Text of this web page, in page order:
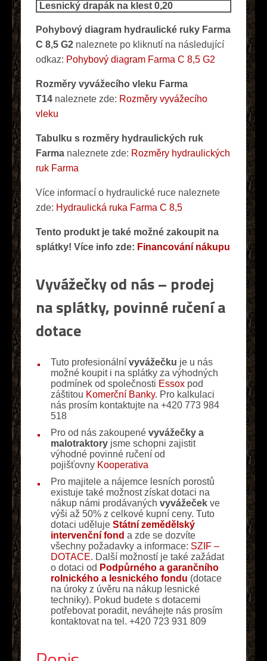
Lesnický drapák na klest 0,20
Pohybový diagram hydraulické ruky Farma
C 8,5 G2 naleznete po kliknutí na následující
odkaz: Pohybový diagram Farma C 8,5 G2
Rozměry vyvážecího vleku Farma
T14 naleznete zde: Rozměry vyvážecího
vleku
Tabulku s rozměry hydraulických ruk
Farma naleznete zde: Rozměry hydraulických
ruk Farma
Více informací o hydraulické ruce naleznete
zde: Hydraulická ruka Farma C 8,5
Tento produkt je také možné zakoupit na
splátky! Více info zde: Financování nákupu
Vyvážečky od nás – prodej
na splátky, povinné ručení a
dotace
Tuto profesionální vyvážečku je u nás
možné koupit i na splátky za výhodných
podmínek od společnosti Essox pod
záštitou Komerční Banky. Pro kalkulaci
nás prosím kontaktujte na +420 773 984
518
Pro od nás zakoupené vyvážečky a
malotraktory jsme schopni zajistit
výhodné povinné ručení od
pojišťovny Kooperativa
Pro majitele a nájemce lesních porostů
existuje také možnost získat dotaci na
nákup námi prodávaných vyvážeček ve
výši až 50% z celkové kupní ceny. Tuto
dotaci uděluje Státní zemědělský
intervenční fond a zde se dozvíte
všechny požadavky a informace: SZIF –
DOTACE. Další možností je také zažádat
o dotaci od Podpůrného a garančního
rolnického a lesnického fondu (dotace
na úroky z úvěru na nákup lesnické
techniky). Pokud budete s dotacemi
potřebovat poradit, neváhejte nás prosím
kontaktovat na tel. +420 723 931 809